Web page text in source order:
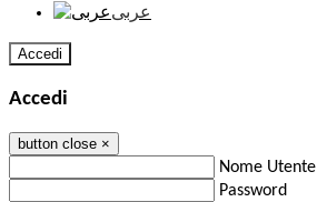
عربى
Accedi
Accedi
button close ×
Nome Utente
Password